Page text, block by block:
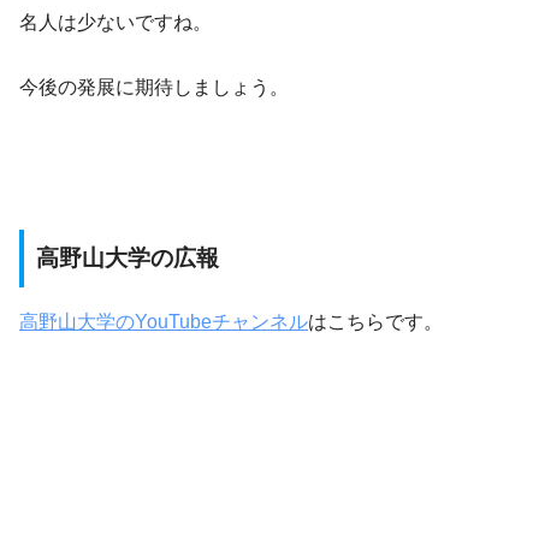
名人は少ないですね。
今後の発展に期待しましょう。
高野山大学の広報
高野山大学のYouTubeチャンネルはこちらです。